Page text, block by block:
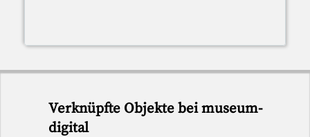
Verknüpfte Objekte bei museum-
digital